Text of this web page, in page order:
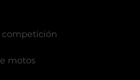
competición
motos